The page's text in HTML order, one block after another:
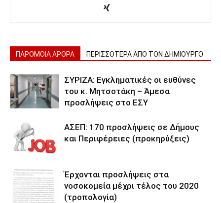
ΠΑΡΟΜΟΙΑ ΑΡΘΡΑ ΠΕΡΙΣΣΟΤΕΡΑ ΑΠΟ ΤΟΝ ΔΗΜΙΟΥΡΓΟ
ΣΥΡΙΖΑ: Εγκληματικές οι ευθύνες
του κ. Μητσοτάκη – Άμεσα
προσλήψεις στο ΕΣΥ
ΑΣΕΠ: 170 προσλήψεις σε Δήμους
και Περιφέρειες (προκηρύξεις)
Έρχονται προσλήψεις στα
νοσοκομεία μέχρι τέλος του 2020
(τροπολογία)